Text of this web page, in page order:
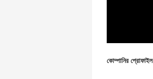
কোম্পানির প্রোফাইল